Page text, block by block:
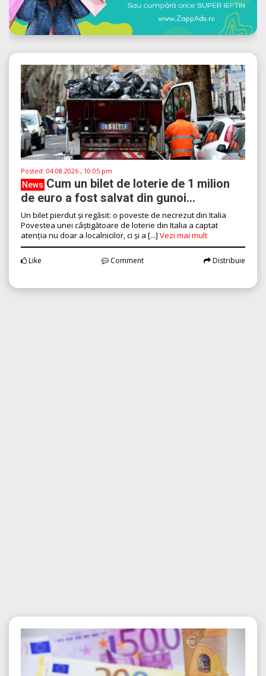
Posted: 04.08.2026 , 10:05 pm
News Cum un bilet de loterie de 1 milion
de euro a fost salvat din gunoi...
Un bilet pierdut și regăsit: o poveste de necrezut din Italia
Povestea unei câștigătoare de loterie din Italia a captat
atenția nu doar a localnicilor, ci și a [...] Vezi mai mult
Like Comment Distribuie